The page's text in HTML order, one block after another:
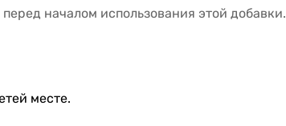
началом использования этой добавки.
месте.